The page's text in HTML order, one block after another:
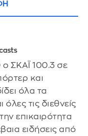
ο ΣΚΑΪ 100.3 σε
και
όλα τα
τις διεθνείς
επικαιρότητα
ειδήσεις από